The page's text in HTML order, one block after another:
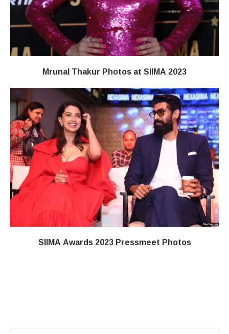
Mrunal Thakur Photos at SIIMA 2023
SIIMA Awards 2023 Pressmeet Photos